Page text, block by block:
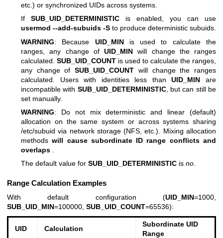
etc.) or synchronized UIDs across systems.
If SUB_UID_DETERMINISTIC is enabled, you can use
usermod --add-subuids -S to produce deterministic subuids.
WARNING: Because UID_MINis used to calculate the
ranges, any change of UID_MIN will change the ranges
calculated. SUB_UID_COUNT is used to calculate the ranges,
any change ofSUB_UID_COUNT will change the ranges
calculated. Users with identities less thanUID_MIN are
incompatible with SUB_UID_DETERMINISTIC, but can still be
set manually.
WARNING: Do not mix deterministic and linear (default)
allocation on the same system or across systems sharing
/etc/subuid via network storage (NFS, etc.). Mixing allocation
methodswill cause subordinate ID range conflicts and
overlaps
The default value for SUB_UID_DETERMINISTIC is no.
Range Calculation Examples
With default configuration (UID_MIN=1000,
SUB_UID_MIN=100000, SUB_UID_COUNT=65536):
UID Calculation
Subordinate UID
Range